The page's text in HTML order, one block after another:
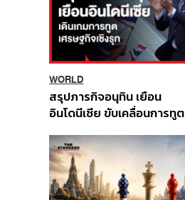
WORLD
สรุปภารกิจอนุทิน เยือน
อินโดนีเซีย ขับเคลื่อนการทูต
ส่วนยุทธศาสตร์ไทย –
อินโดนีเซีย